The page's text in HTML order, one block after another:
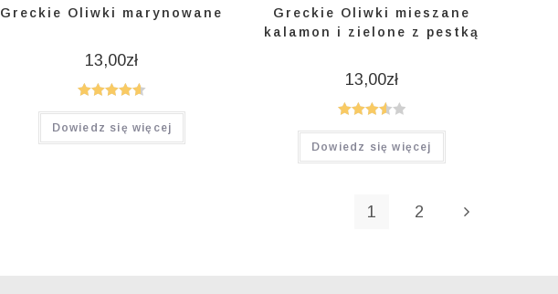
Greckie Oliwki marynowane
13,00zł
Oceniono
4.64 na 5
Dowiedz się więcej
Greckie Oliwki mieszane
kalamon i zielone z pestką
13,00zł
Ocenion
o3.60 na
Dowiedz się więcej
1 2